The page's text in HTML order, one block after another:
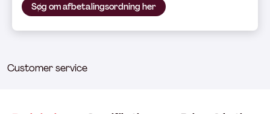
Søg om afbetalingsordning her
Customer service